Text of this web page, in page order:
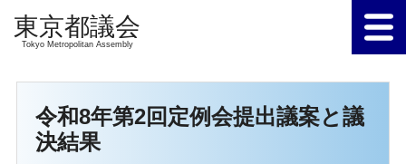
Tokyo Metropolitan Assembly
令和8年第2回定例会提出議案と議
決結果